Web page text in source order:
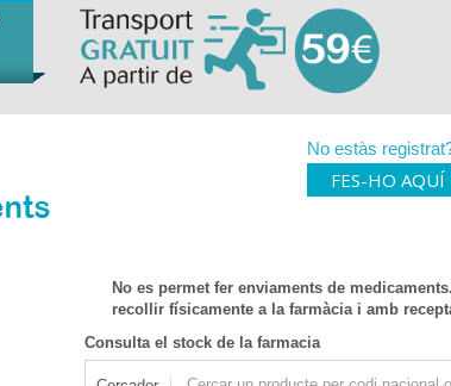
No estàs
FES-HO AQUÍ
No es permet fer enviaments de
recollir físicamente a la farmàcia i amb
Consulta el stock de la farmacia